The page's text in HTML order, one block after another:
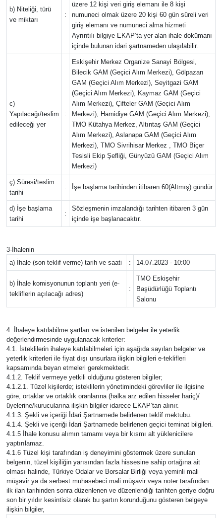
b) Niteliği, türü
ve miktarı
:
üzere 12 kişi veri giriş elemanı ile 8 kişi
numuneci olmak üzere 20 kişi 60 gün süreli veri
giriş elemanı ve numuneci alma hizmeti
Ayrıntılı bilgiye EKAP’ta yer alan ihale dokümanı
içinde bulunan idari şartnameden ulaşılabilir.
c)
Yapılacağı/teslim
edileceği yer
:
Eskişehir Merkez Organize Sanayi Bölgesi,
Bilecik GAM (Geçici Alım Merkezi), Gölpazarı
GAM (Geçici Alım Merkezi), Seyitgazi GAM
(Geçici Alım Merkezi), Kaymaz GAM (Geçici
Alım Merkezi), Çifteler GAM (Geçici Alım
Merkezi), Hamidiye GAM (Geçici Alım Merkezi),
TMO Kütahya Merkez, Altıntaş GAM (Geçici
Alım Merkezi), Aslanapa GAM (Geçici Alım
Merkezi), TMO Sivrihisar Merkez , TMO Biçer
Tesisli Ekip Şefliği, Günyüzü GAM (Geçici Alım
Merkezi)
ç) Süresi/teslim
tarihi
: İşe başlama tarihinden itibaren 60(Altmış) gündür
d) İşe başlama
tarihi
:
Sözleşmenin imzalandığı tarihten itibaren 3 gün
içinde işe başlanacaktır.
3-İhalenin
a) İhale (son teklif verme) tarih ve saati
: 14.07.2023 - 10:00
b) İhale komisyonunun toplantı yeri (e-
tekliflerin açılacağı adres)
:
TMO Eskişehir
Başüdürlüğü Toplantı
Salonu
4. İhaleye katılabilme şartları ve istenilen belgeler ile yeterlik
değerlendirmesinde uygulanacak kriterler:
4.1. İsteklilerin ihaleye katılabilmeleri için aşağıda sayılan belgeler ve
yeterlik kriterleri ile fiyat dışı unsurlara ilişkin bilgileri e-teklifleri
kapsamında beyan etmeleri gerekmektedir.
4.1.2. Teklif vermeye yetkili olduğunu gösteren bilgiler;
4.1.2.1. Tüzel kişilerde; isteklilerin yönetimindeki görevliler ile ilgisine
göre, ortaklar ve ortaklık oranlarına (halka arz edilen hisseler hariç)/
üyelerine/kurucularına ilişkin bilgiler idarece EKAP’tan alınır.
4.1.3. Şekli ve içeriği İdari Şartnamede belirlenen teklif mektubu.
4.1.4. Şekli ve içeriği İdari Şartnamede belirlenen geçici teminat bilgileri.
4.1.5 İhale konusu alımın tamamı veya bir kısmı alt yüklenicilere
yaptırılamaz.
4.1.6 Tüzel kişi tarafından iş deneyimini göstermek üzere sunulan
belgenin, tüzel kişiliğin yarısından fazla hissesine sahip ortağına ait
olması halinde, Türkiye Odalar ve Borsalar Birliği veya yeminli mali
müşavir ya da serbest muhasebeci mali müşavir veya noter tarafından
ilk ilan tarihinden sonra düzenlenen ve düzenlendiği tarihten geriye doğru
son bir yıldır kesintisiz olarak bu şartın korunduğunu gösteren belgeye
ilişkin bilgiler,